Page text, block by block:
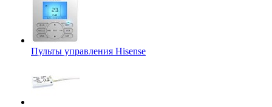
Пульты управления Hisense